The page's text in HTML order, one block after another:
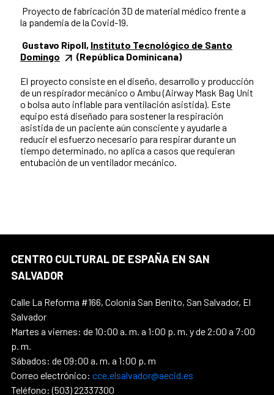
Proyecto de fabricación 3D de material médico frente a
la pandemia de la Covid-19.
Gustavo Ripoll, Instituto Tecnológico de Santo
Domingo
(República Dominicana)
El proyecto consiste en el diseño, desarrollo y producción
de un respirador mecánico o Ambu (Airway Mask Bag Unit
o bolsa auto inflable para ventilación asistida). Este
equipo está diseñado para sostener la respiración
asistida de un paciente aún consciente y ayudarle a
reducir el esfuerzo necesario para respirar durante un
tiempo determinado, no aplica a casos que requieran
entubación de un ventilador mecánico.
CENTRO CULTURAL DE ESPAÑA EN SAN
SALVADOR
Calle La Reforma #166, Colonia San Benito, San Salvador, El
Salvador
Martes a viernes: de 10:00 a. m. a 1:00 p. m. y de 2:00 a 7:00
p. m.
Sábados: de 09:00 a. m. a 1:00 p. m
Correo electrónico: cce.elsalvador@aecid.es
Teléfono: (503) 22337300